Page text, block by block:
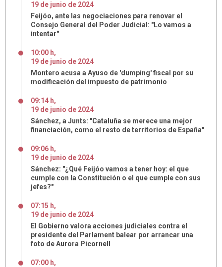
19 de junio de 2024
Feijóo, ante las negociaciones para renovar el
Consejo General del Poder Judicial: "Lo vamos a
intentar"
10:00 h,
19 de junio de 2024
Montero acusa a Ayuso de 'dumping' fiscal por su
modificación del impuesto de patrimonio
09:14 h,
19 de junio de 2024
Sánchez, a Junts: "Cataluña se merece una mejor
financiación, como el resto de territorios de España"
09:06 h,
19 de junio de 2024
Sánchez: "¿Qué Feijóo vamos a tener hoy: el que
cumple con la Constitución o el que cumple con sus
jefes?"
07:15 h,
19 de junio de 2024
El Gobierno valora acciones judiciales contra el
presidente del Parlament balear por arrancar una
foto de Aurora Picornell
07:00 h,